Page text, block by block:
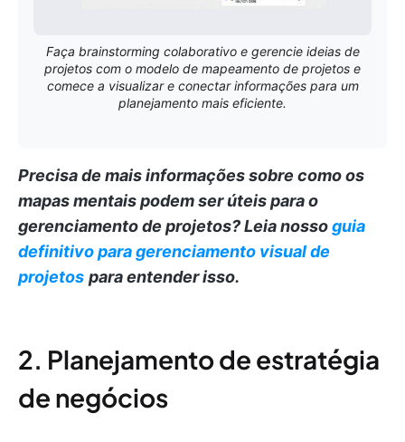
Faça brainstorming colaborativo e gerencie ideias de
projetos com o modelo de mapeamento de projetos e
comece a visualizar e conectar informações para um
planejamento mais eficiente.
Precisa de mais informações sobre como os
mapas mentais podem ser úteis para o
gerenciamento de projetos?Leia nossoguia
definitivo para gerenciamento visual de
projetos para entender isso.
2. Planejamento de estratégia
de negócios